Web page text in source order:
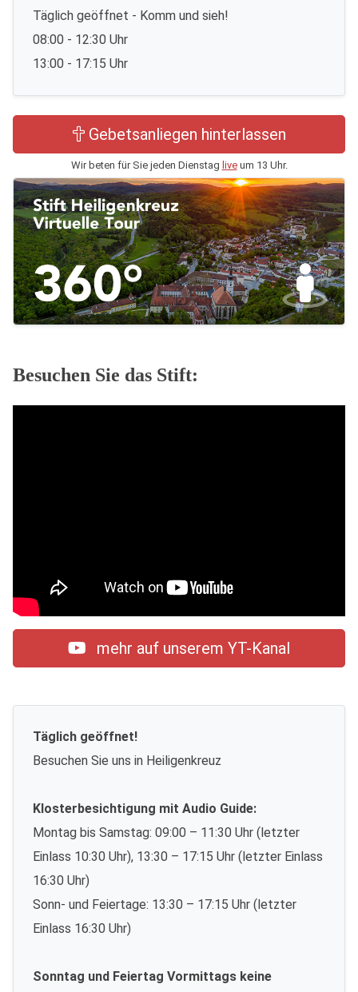
Täglich geöffnet - Komm und sieh!
08:00 - 12:30 Uhr
13:00 - 17:15 Uhr
Gebetsanliegen hinterlassen
Wir beten für Sie jeden Dienstag liveum 13 Uhr.
Besuchen Sie das Stift:
mehr auf unserem YT-Kanal
Täglich geöffnet!
Besuchen Sie uns in Heiligenkreuz
Klosterbesichtigung mit Audio Guide:
Montag bis Samstag: 09:00 – 11:30 Uhr (letzter
Einlass 10:30 Uhr), 13:30 – 17:15 Uhr (letzter Einlass
16:30 Uhr)
Sonn- und Feiertage: 13:30 – 17:15 Uhr (letzter
Einlass 16:30 Uhr)
Sonntag und Feiertag Vormittags keine